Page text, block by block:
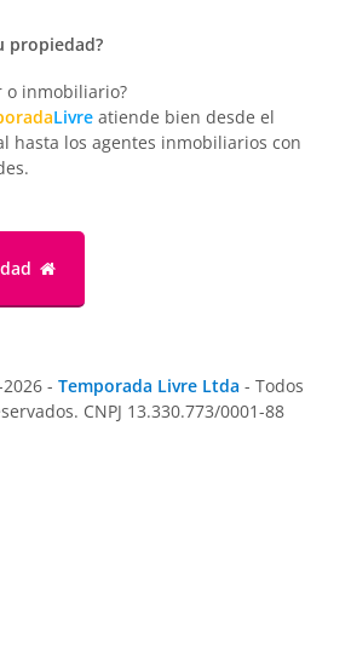
propiedad?
o inmobiliario?
Livre atiende bien desde el
hasta los agentes inmobiliarios con
- Temporada Livre Ltda - Todos
CNPJ 13.330.773/0001-88